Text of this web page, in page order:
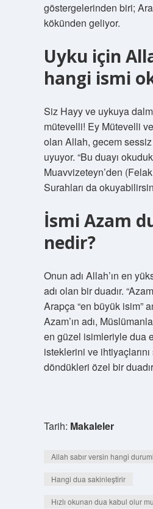
göstergelerinden biri;
kökünden geliyor.
Uyku için
hangi ismi
Siz Hayy ve uykuya
mütevelli! Ey Mütevelli
olan Allah, gecem
uyuyor. “Bu duayı
Muavvizeteyn’den
Surahları da
İsmi Azam
nedir?
Onun adı Allah’ın en
adı olan bir duadır.
Arapça “en büyük isim”
Azam’ın adı,
en güzel isimleriyle dua
isteklerini ve
döndükleri özel bir
Tarih: Makaleler
Allah sabır versin hangi
Hangi dua sakinleştirir
Hızlı okunan dua kabul olur mu